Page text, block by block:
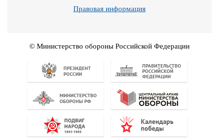
Правовая информация
© Министерство обороны Российской Федерации